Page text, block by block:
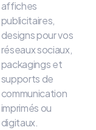
affiches
publicitaires,
designs pour vos
réseaux sociaux,
packagings et
supports de
communication
imprimés ou
digitaux.